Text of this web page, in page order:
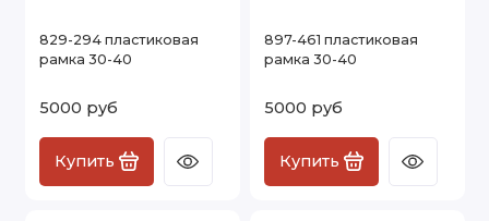
829-294 пластиковая
рамка 30-40
5000 руб
Купить
897-461 пластиковая
рамка 30-40
5000 руб
Купить